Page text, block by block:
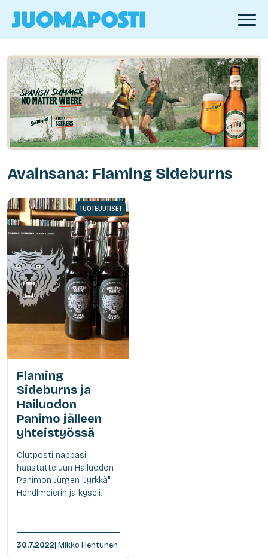
Avainsana: Flaming Sideburns
TUOTEUUTISET
Flaming
Sideburns ja
Hailuodon
Panimo jälleen
yhteistyössä
Olutposti nappasi
haastatteluun Hailuodon
Panimon Jürgen "Jyrkkä"
Hendlmeierin ja kyseli...
30.7.2022| Mikko Hentunen